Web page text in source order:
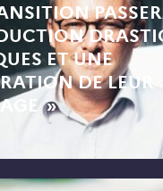
ET UNE
DE LEUR
»